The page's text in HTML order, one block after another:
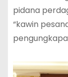
pidana
“kawin